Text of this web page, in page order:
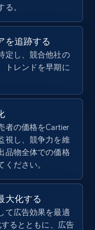
products by
Gtin,
and
Currency, Initial
and more.
。
を追跡する
定し、競合他社の
トレンドを早期に
者の価格をCartier
視し、競争力を維
品物全体での価格
ださい。
大化する
て広告効果を最適
るとともに、広告